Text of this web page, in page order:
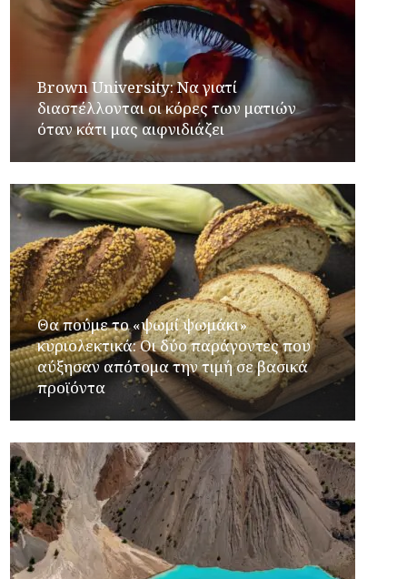
Brown University: Να γιατί
διαστέλλονται οι κόρες των ματιών
όταν κάτι μας αιφνιδιάζει
Θα πούμε το «ψωμί ψωμάκι»
κυριολεκτικά: Οι δύο παράγοντες που
αύξησαν απότομα την τιμή σε βασικά
προϊόντα